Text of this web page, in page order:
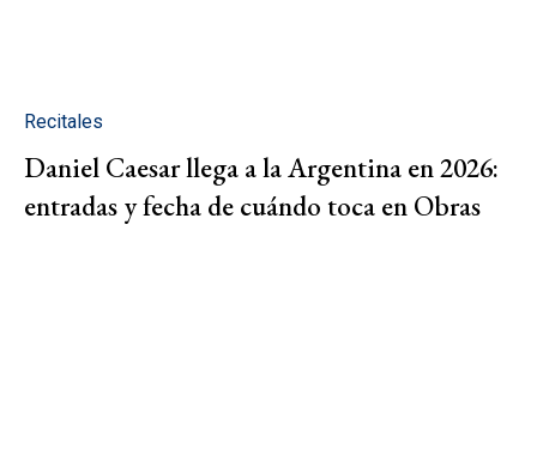
Recitales
Daniel Caesar llega a la Argentina en 2026:
entradas y fecha de cuándo toca en Obras